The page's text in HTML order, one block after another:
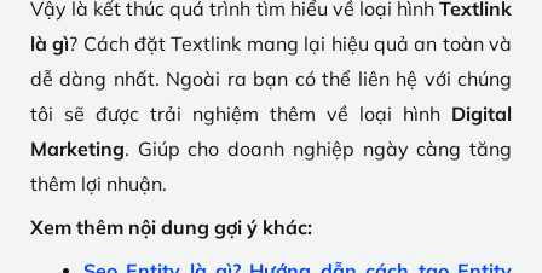
Vậy là kết thúc quá trình tìm hiểu về loại hình Textlink
là gì? Cách đặt Textlink mang lại hiệu quả an toàn và
dễ dàng nhất. Ngoài ra bạn có thể liên hệ với chúng
tôi sẽ được trải nghiệm thêm về loại hình Digital
Marketing. Giúp cho doanh nghiệp ngày càng tăng
thêm lợi nhuận.
Xem thêm nội dung gợi ý khác: